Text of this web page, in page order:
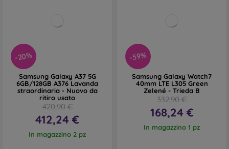
-20%
Samsung Galaxy A37 5G
6GB/128GB A376 Lavanda
straordinaria - Nuovo da
ritiro usato
420,90 €
412,24 €
In magazzino 2 pz
-59%
Samsung Galaxy Watch7
40mm LTE L305 Green
Zelené - Trieda B
332,90 €
168,24 €
In magazzino 1 pz